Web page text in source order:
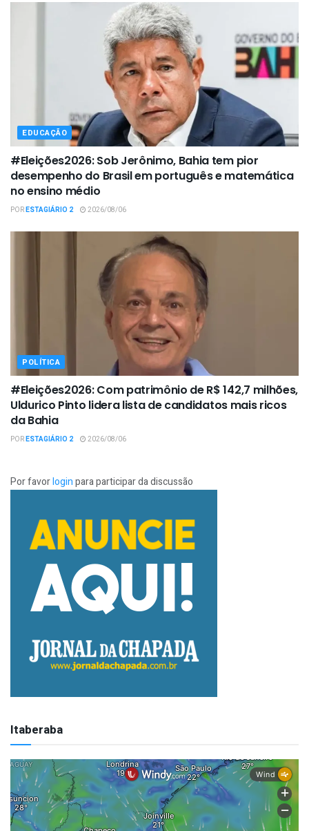
EDUCAÇÃO
#Eleições2026: Sob Jerônimo, Bahia tem pior
desempenho do Brasil em português e matemática
no ensino médio
PORESTAGIÁRIO 2 2026/08/06
POLÍTICA
#Eleições2026: Com patrimônio de R$ 142,7 milhões,
Uldurico Pinto lidera lista de candidatos mais ricos
da Bahia
PORESTAGIÁRIO 2 2026/08/06
Por favorloginpara participar da discussão
Itaberaba